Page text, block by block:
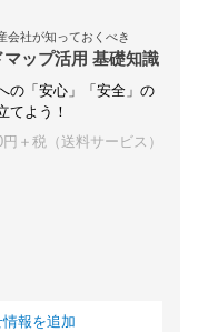
会社が知っておくべき
マップ活用 基礎知識
の「安心」「安全」の
てよう！
円＋税（送料サービス）
報を追加